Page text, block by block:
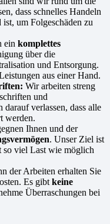
dass schnelles Handeln
um Folgeschäden zu
ein komplettes
über die
und Entsorgung.
aus einer Hand.
Wir arbeiten streng
und
verlassen, dass alle
werden.
Ihnen und der
. Unser Ziel ist
so viel Last wie möglich
der Arbeiten erhalten Sie
Es gibt keine
Überraschungen bei